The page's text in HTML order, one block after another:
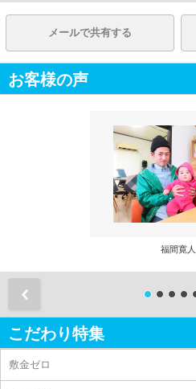
メールで共有する
お客様の声
福間寛人
こだわり特集
敷金ゼロ